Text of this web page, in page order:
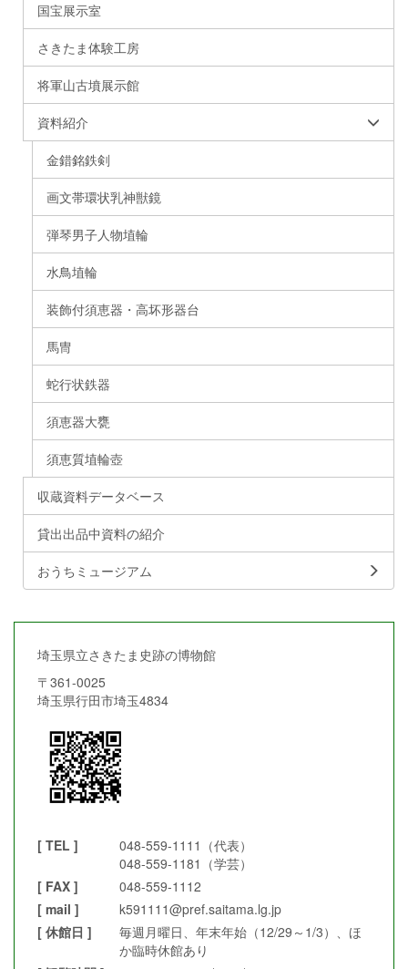
国宝展示室
さきたま体験工房
将軍山古墳展示館
資料紹介
金錯銘鉄剣
画文帯環状乳神獣鏡
弾琴男子人物埴輪
水鳥埴輪
装飾付須恵器・高坏形器台
馬冑
蛇行状鉄器
須恵器大甕
須恵質埴輪壺
収蔵資料データベース
貸出出品中資料の紹介
おうちミュージアム
埼玉県立さきたま史跡の博物館
〒361-0025
埼玉県行田市埼玉4834
[ TEL ]
048-559-1111（代表）
048-559-1181（学芸）
[ FAX ]
048-559-1112
[ mail ]
k591111@pref.saitama.lg.jp
[ 休館日 ]
毎週月曜日、年末年始（12/29～1/3）、ほ
か臨時休館あり